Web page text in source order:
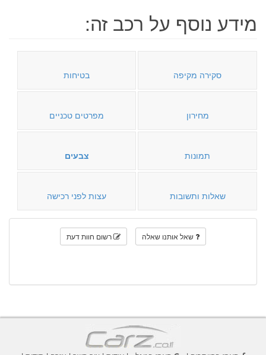
מידע נוסף על רכב זה:
סקירה מקיפה בטיחות
מחירון מפרטים טכניים
תמונות צבעים
שאלות ותשובות עצות לפני רכישה
שאל אותנו שאלה רשום חוות דעת